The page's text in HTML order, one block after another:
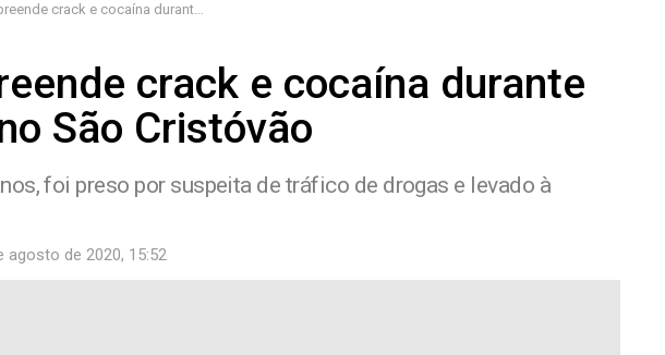
crack e cocaína durante operação no São Cristóvão
crack e cocaína durante
São Cristóvão
foi preso por suspeita de tráfico de drogas e levado à
agosto de 2020, 15:52